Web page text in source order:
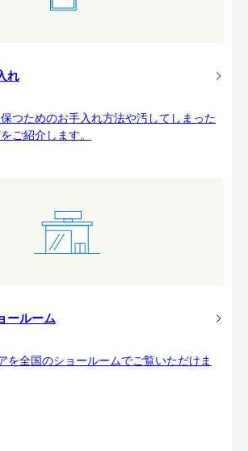
れ
つためのお手入れ方法や汚してしまった
ご紹介します。
ールーム
を全国のショールームでご覧いただけま